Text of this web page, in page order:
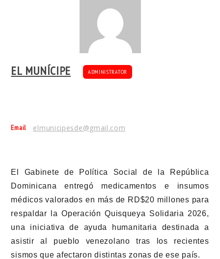
EL MUNÍCIPE ADMINISTRATOR
Email elmunicipesde@gmail.com
El Gabinete de Política Social de la República
Dominicana entregó medicamentos e insumos
médicos valorados en más de RD$20 millones para
respaldar la Operación Quisqueya Solidaria 2026,
una iniciativa de ayuda humanitaria destinada a
asistir al pueblo venezolano tras los recientes
sismos que afectaron distintas zonas de ese país.